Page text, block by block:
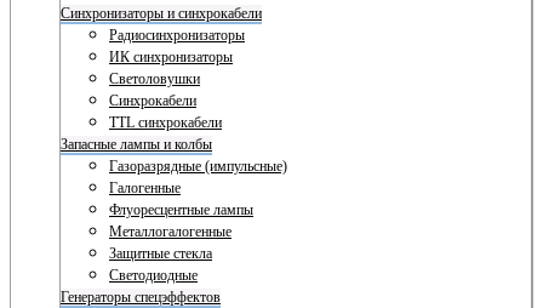
Синхронизаторы и синхрокабели
Радиосинхронизаторы
ИК синхронизаторы
Светоловушки
Синхрокабели
TTL синхрокабели
Запасные лампы и колбы
Газоразрядные (импульсные)
Галогенные
Флуоресцентные лампы
Металлогалогенные
Защитные стекла
Светодиодные
Генераторы спецэффектов